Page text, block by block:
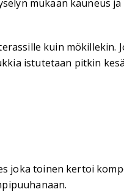
mukaan kauneus
kuin mökillekin.
istutetaan pitkin
joka toinen kertoi